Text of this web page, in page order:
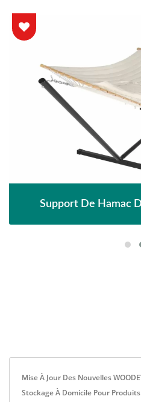
Support De Hamac
Mise À Jour Des Nouvelles
Stockage À Domicile Pour